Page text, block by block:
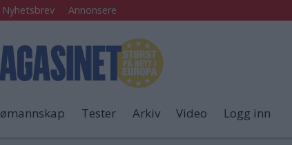
Nyhetsbrev Annonsere
Tester Arkiv Video Logg inn